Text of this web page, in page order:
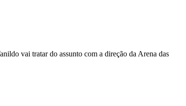
vai tratar do assunto com a direção da Arena das